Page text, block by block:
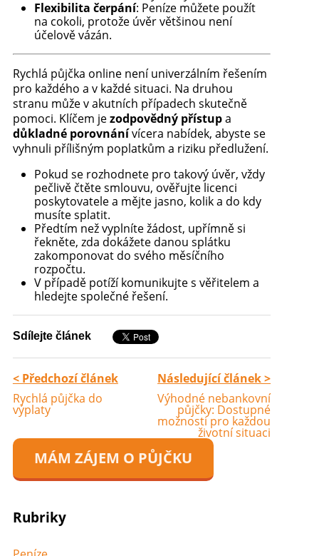
Flexibilita čerpání: Peníze můžete použít
na cokoli, protože úvěr většinou není
účelově vázán.
Rychlá půjčka online není univerzálním řešením
pro každého a v každé situaci. Na druhou
stranu může v akutních případech skutečně
pomoci. Klíčem jezodpovědný přístupa
důkladné porovnánívícera nabídek, abyste se
vyhnuli přílišným poplatkům a riziku předlužení.
Pokud se rozhodnete pro takový úvěr, vždy
pečlivě čtěte smlouvu, ověřujte licenci
poskytovatele a mějte jasno, kolik a do kdy
musíte splatit.
Předtím než vyplníte žádost, upřímně si
řekněte, zda dokážete danou splátku
zakomponovat do svého měsíčního
rozpočtu.
V případě potíží komunikujte s věřitelem a
hledejte společné řešení.
Sdílejte článek
< Předchozí článek
Rychlá půjčka do
výplaty
Následující článek >
Výhodné nebankovní
půjčky: Dostupné
možnosti pro každou
životní situaci
MÁM ZÁJEM O PŮJČKU
Rubriky